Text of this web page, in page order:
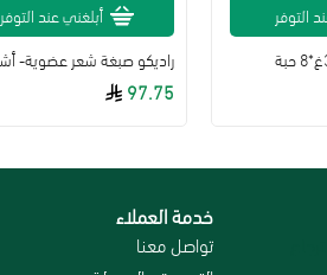
التوفر
97.75
أبلغني عند التوفر
خدمة العملاء
تواصل معنا